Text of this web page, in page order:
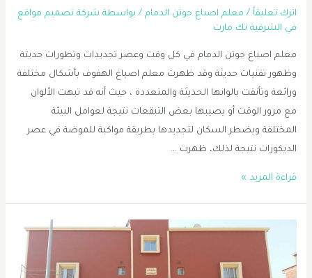
اترك تعليقاً / معلم اصباغ جوتن الدمام / بواسطة شركة تصميم مواقع
في الشرقية تك مارت
معلم اصباغ جوتن الدمام في كل وقت وعصر تجديدات وتطورات حديثة
وظهور تقنيات حديثة وقد ظهرت معلم اصباغ الهفوف بأشكال مختلفة
ورائعة وتأنقت بالوانها الحديثة والمتعددة ، حيث أنه قد تبهت الألوان
مع مرور الوقت أو يصيبها بعض التبقعات نتيجة لعوامل البيئة
المختلفة ويضطر السكان لتجديدها بطريقة مواكبة للموضة في عصر
الديكورات نتيجة لذلك، ظهرت …
معلم
|
اصباغ
قراءة المزيد »